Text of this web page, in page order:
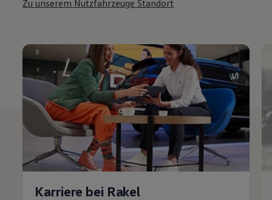
Zu unserem Nutzfahrzeuge Standort
Karriere bei Rakel